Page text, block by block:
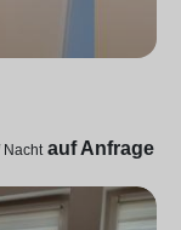
Nacht auf Anfrage